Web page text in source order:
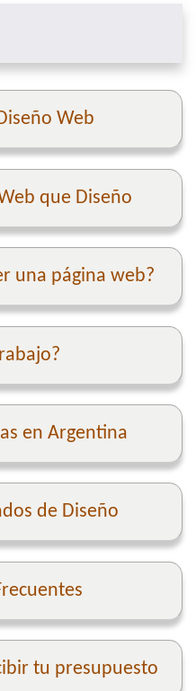
Web
que Diseño
una página web?
en Argentina
de Diseño
tu presupuesto